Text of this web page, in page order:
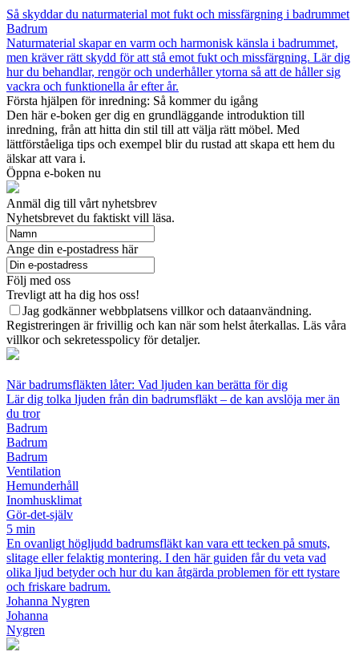
Så skyddar du naturmaterial mot fukt och missfärgning i badrummet
Badrum
Naturmaterial skapar en varm och harmonisk känsla i badrummet,
men kräver rätt skydd för att stå emot fukt och missfärgning. Lär dig
hur du behandlar, rengör och underhåller ytorna så att de håller sig
vackra och funktionella år efter år.
Första hjälpen för inredning: Så kommer du igång
Den här e-boken ger dig en grundläggande introduktion till
inredning, från att hitta din stil till att välja rätt möbel. Med
lättförståeliga tips och exempel blir du rustad att skapa ett hem du
älskar att vara i.
Öppna e-boken nu
Anmäl dig till vårt nyhetsbrev
Nyhetsbrevet du faktiskt vill läsa.
Ange din e-postadress här
Följ med oss
Trevligt att ha dig hos oss!
Jag godkänner webbplatsens villkor och dataanvändning.
Registreringen är frivillig och kan när som helst återkallas. Läs våra
villkor och sekretesspolicy för detaljer.
När badrumsfläkten låter: Vad ljuden kan berätta för dig
Lär dig tolka ljuden från din badrumsfläkt – de kan avslöja mer än
du tror
Badrum
Badrum
Badrum
Ventilation
Hemunderhåll
Inomhusklimat
Gör-det-själv
5 min
En ovanligt högljudd badrumsfläkt kan vara ett tecken på smuts,
slitage eller felaktig montering. I den här guiden får du veta vad
olika ljud betyder och hur du kan åtgärda problemen för ett tystare
och friskare badrum.
Johanna Nygren
Johanna
Nygren